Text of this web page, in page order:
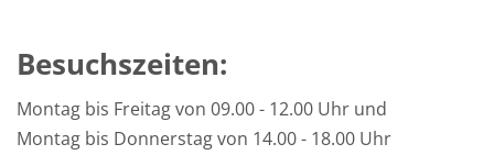
Besuchszeiten:
Montag bis Freitag von 09.00 - 12.00 Uhr und
Montag bis Donnerstag von 14.00 - 18.00 Uhr